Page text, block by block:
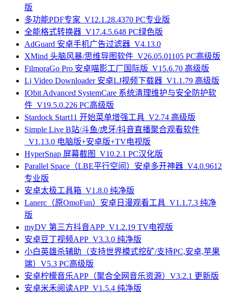
版
多功能PDF专家_V12.1.28.4370 PC专业版
全能格式转换器_V17.4.5.648 PC绿色版
AdGuard 安卓手机广告过滤器_V4.13.0
XMind 头脑风暴/思维导图软件_V26.05.01105 PC高级版
FilmoraGo Pro 安卓喵影工厂国际版_V15.6.70 高级版
Lj Video Downloader 安卓LJ视频下载器_V1.1.79 高级版
IObit Advanced SystemCare 系统清理维护与安全防护软
件_V19.5.0.226 PC高级版
Stardock Start11 开始菜单增强工具_V2.74 高级版
Simple Live B站/斗鱼/虎牙/抖音直播聚合观看软件
_V1.13.0 电脑版+安卓版+TV电视版
HyperSnap 屏幕截图_V10.2.1 PC汉化版
Parallel Space（LBE平行空间）安卓多开神器_V4.0.9612
专业版
安卓太极工具箱_V1.8.0 纯净版
Lanerc（原OmoFun）安卓日漫观看工具_V1.1.7.3 纯净
版
myDV 第三方抖音APP_V1.2.19 TV电视版
安卓豆丁视频APP_V3.3.0 纯净版
小白英雄杀辅助（支持世界模式挖矿/支持PC,安卓,苹果
端）V5.3 PC高级版
安卓柠檬音乐APP（聚合全网音乐资源）V3.2.1 更新版
安卓米禾阅读APP_V1.5.4 纯净版